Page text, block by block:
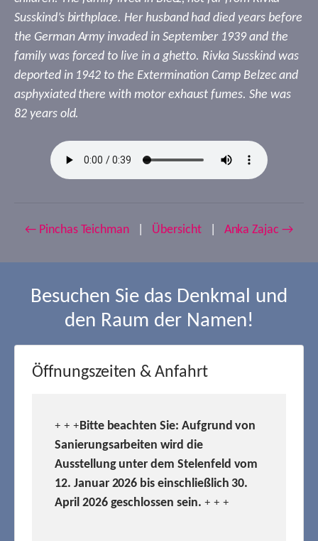
Susskind’s birthplace. Her husband had died years before
the German Army invaded in September 1939 and the
family was forced to live in a ghetto. Rivka Susskind was
deported in 1942 to the Extermination Camp Belzec and
asphyxiated there with motor exhaust fumes. She was
82 years old.
← Pinchas Teichman Übersicht Anka Zajac →
Besuchen Sie das Denkmal und
den Raum der Namen!
Öffnungszeiten & Anfahrt
+ + +Bitte beachten Sie: Aufgrund von
Sanierungsarbeiten wird die
Ausstellung unter dem Stelenfeld vom
12. Januar 2026 bis einschließlich 30.
April 2026 geschlossen sein. + + +